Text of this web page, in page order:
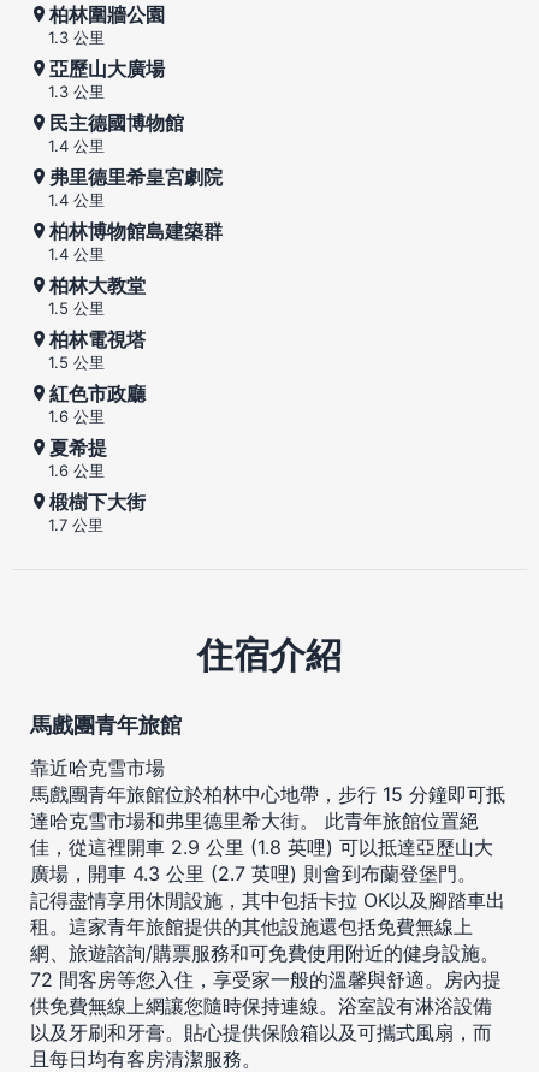
柏林圍牆公園
1.3 公里
亞歷山大廣場
1.3 公里
民主德國博物館
1.4 公里
弗里德里希皇宮劇院
1.4 公里
柏林博物館島建築群
1.4 公里
柏林大教堂
1.5 公里
柏林電視塔
1.5 公里
紅色市政廳
1.6 公里
夏希提
1.6 公里
椴樹下大街
1.7 公里
住宿介紹
馬戲團青年旅館
靠近哈克雪市場
馬戲團青年旅館位於柏林中心地帶，步行 15 分鐘即可抵
達哈克雪市場和弗里德里希大街。 此青年旅館位置絕
佳，從這裡開車 2.9 公里 (1.8 英哩) 可以抵達亞歷山大
廣場，開車 4.3 公里 (2.7 英哩) 則會到布蘭登堡門。
記得盡情享用休閒設施，其中包括卡拉 OK以及腳踏車出
租。這家青年旅館提供的其他設施還包括免費無線上
網、旅遊諮詢/購票服務和可免費使用附近的健身設施。
72 間客房等您入住，享受家一般的溫馨與舒適。房內提
供免費無線上網讓您隨時保持連線。浴室設有淋浴設備
以及牙刷和牙膏。貼心提供保險箱以及可攜式風扇，而
且每日均有客房清潔服務。